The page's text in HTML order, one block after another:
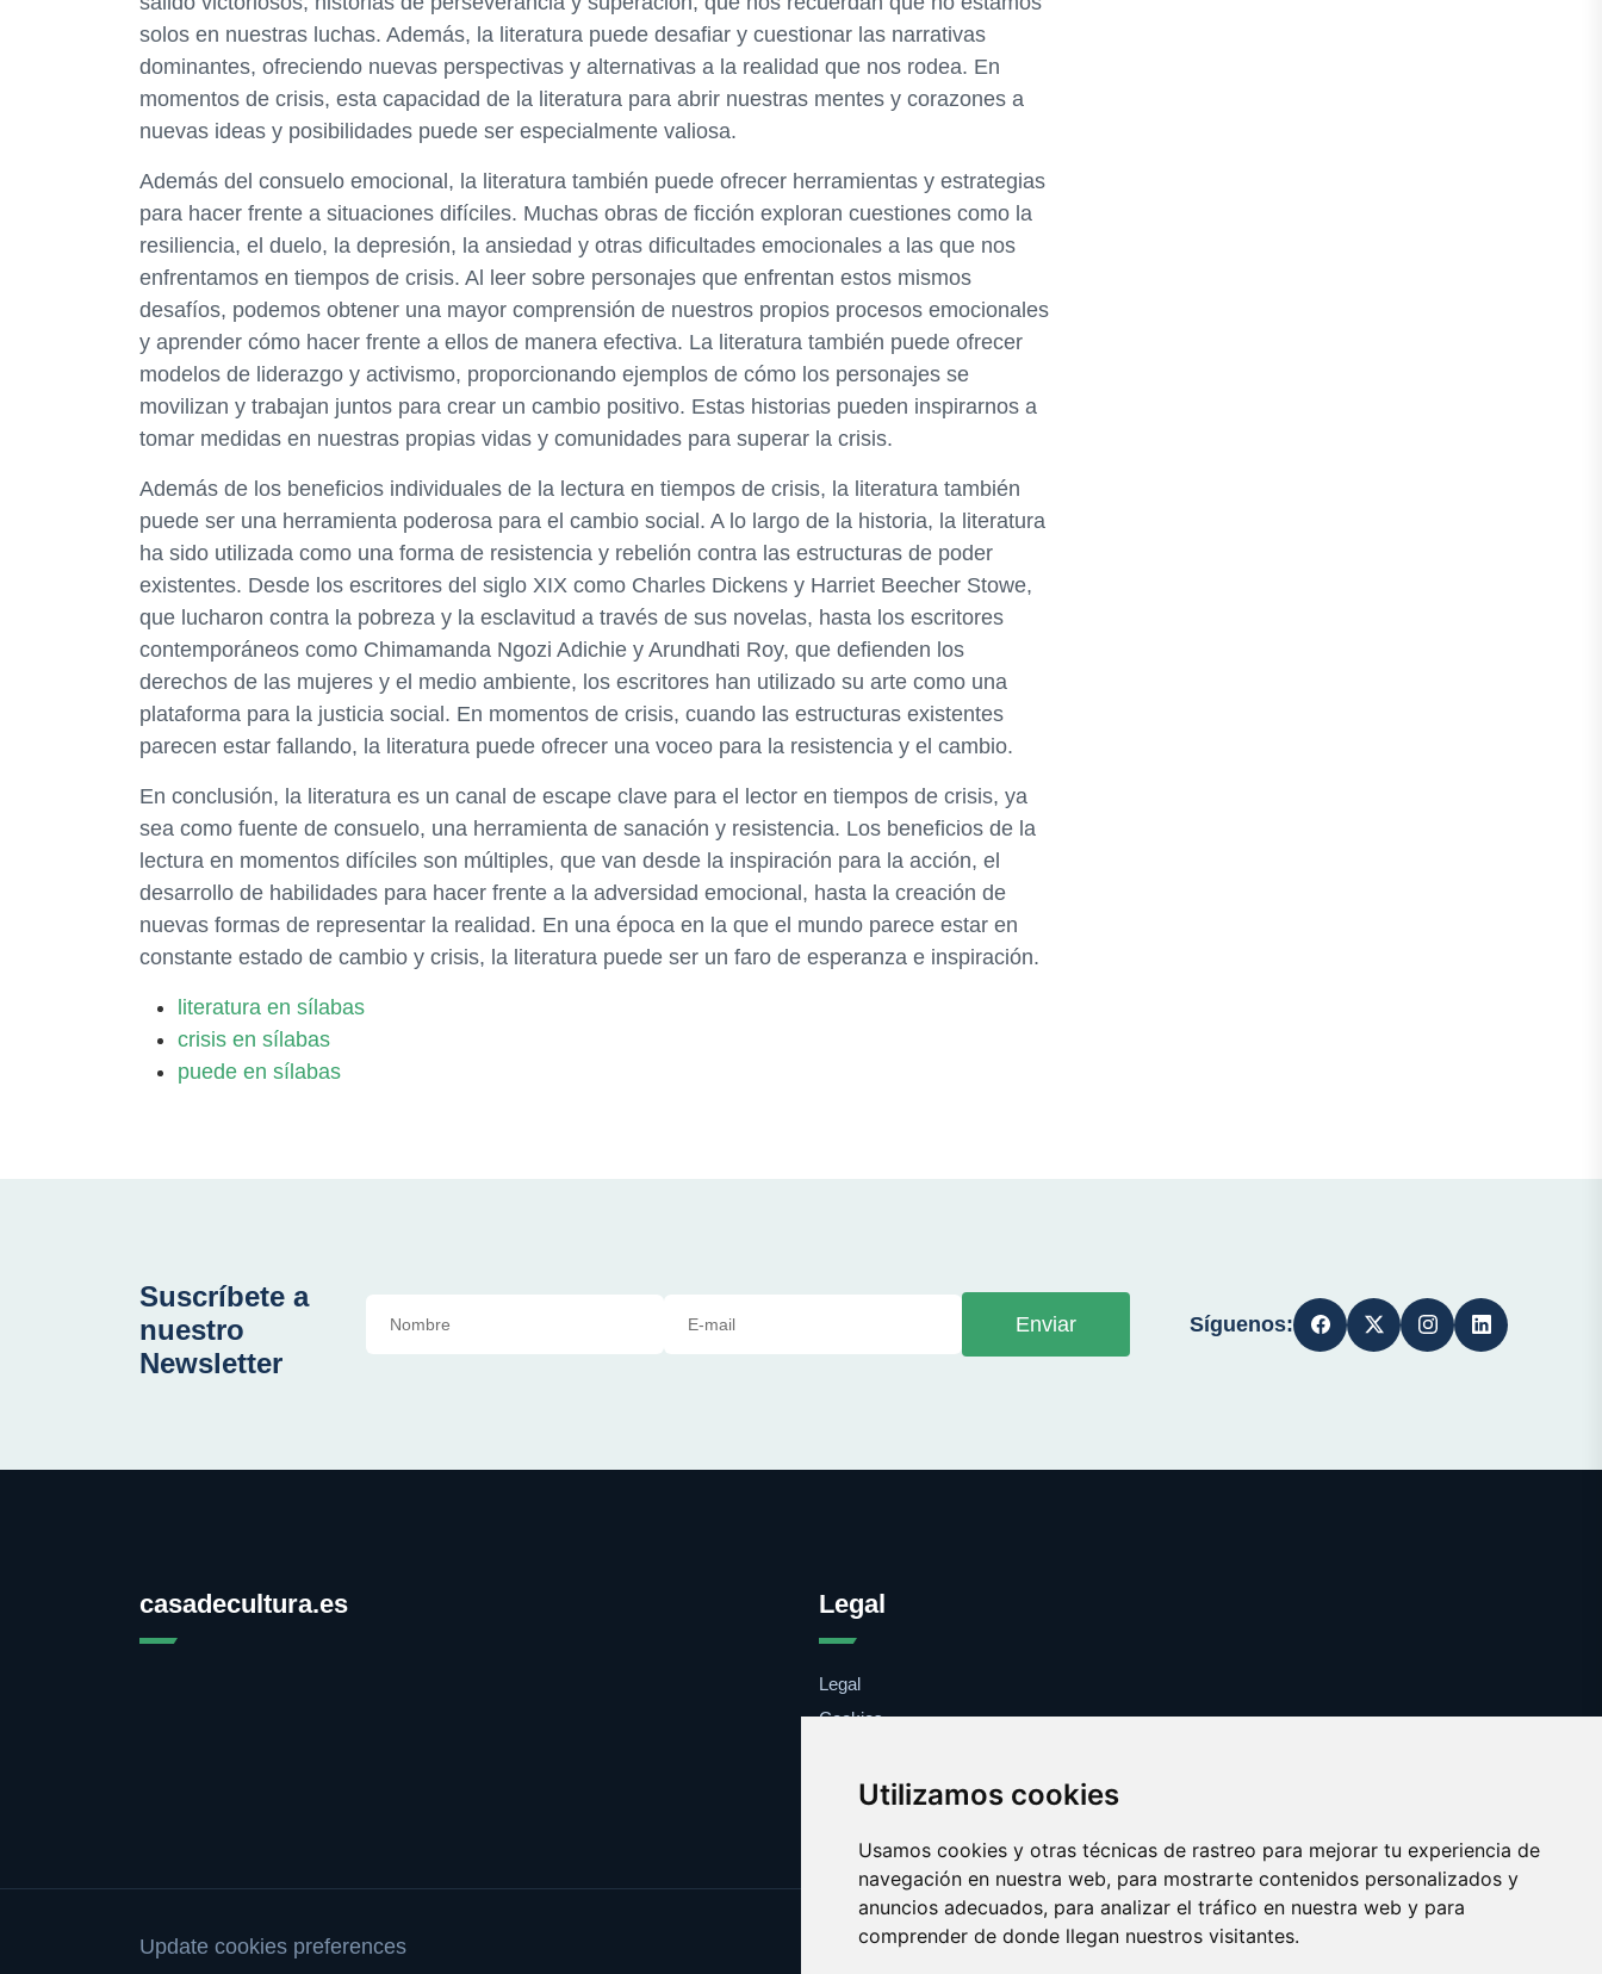
Utilizamos cookies
Usamos cookies y otras técnicas de rastreo para mejorar tu experiencia de
navegación en nuestra web, para mostrarte contenidos personalizados y
anuncios adecuados, para analizar el tráfico en nuestra web y para
comprender de donde llegan nuestros visitantes.
solos en nuestras luchas. Además, la literatura puede desafiar y cuestionar las narrativas
dominantes, ofreciendo nuevas perspectivas y alternativas a la realidad que nos rodea. En
momentos de crisis, esta capacidad de la literatura para abrir nuestras mentes y corazones a
nuevas ideas y posibilidades puede ser especialmente valiosa.
Además del consuelo emocional, la literatura también puede ofrecer herramientas y estrategias
para hacer frente a situaciones difíciles. Muchas obras de ficción exploran cuestiones como la
resiliencia, el duelo, la depresión, la ansiedad y otras dificultades emocionales a las que nos
enfrentamos en tiempos de crisis. Al leer sobre personajes que enfrentan estos mismos
desafíos, podemos obtener una mayor comprensión de nuestros propios procesos emocionales
y aprender cómo hacer frente a ellos de manera efectiva. La literatura también puede ofrecer
modelos de liderazgo y activismo, proporcionando ejemplos de cómo los personajes se
movilizan y trabajan juntos para crear un cambio positivo. Estas historias pueden inspirarnos a
tomar medidas en nuestras propias vidas y comunidades para superar la crisis.
Además de los beneficios individuales de la lectura en tiempos de crisis, la literatura también
puede ser una herramienta poderosa para el cambio social. A lo largo de la historia, la literatura
ha sido utilizada como una forma de resistencia y rebelión contra las estructuras de poder
existentes. Desde los escritores del siglo XIX como Charles Dickens y Harriet Beecher Stowe,
que lucharon contra la pobreza y la esclavitud a través de sus novelas, hasta los escritores
contemporáneos como Chimamanda Ngozi Adichie y Arundhati Roy, que defienden los
derechos de las mujeres y el medio ambiente, los escritores han utilizado su arte como una
plataforma para la justicia social. En momentos de crisis, cuando las estructuras existentes
parecen estar fallando, la literatura puede ofrecer una voceo para la resistencia y el cambio.
En conclusión, la literatura es un canal de escape clave para el lector en tiempos de crisis, ya
sea como fuente de consuelo, una herramienta de sanación y resistencia. Los beneficios de la
lectura en momentos difíciles son múltiples, que van desde la inspiración para la acción, el
desarrollo de habilidades para hacer frente a la adversidad emocional, hasta la creación de
nuevas formas de representar la realidad. En una época en la que el mundo parece estar en
constante estado de cambio y crisis, la literatura puede ser un faro de esperanza e inspiración.
literatura en sílabas
crisis en sílabas
puede en sílabas
Suscríbete a
nuestro
Newsletter
Enviar Síguenos:
casadecultura.es Legal
Legal
Cookies
Update cookies preferences
Copyright © 2025